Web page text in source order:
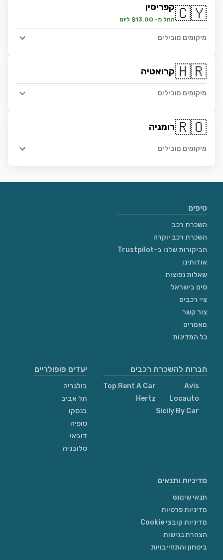
🇨🇾קפריסין
החל מ- $13.00 ליום
מיקומים מובילים
🇭🇷קרואטיה
מיקומים מובילים
🇷🇴רומניה
מיקומים מובילים
טיפים
השכרת רכב
השכרת רכב יוקרה
הביקורות שלנו ב-Trustpilot
אודותינו
שאלות נפוצות
סים בישראל
ציי רכבים
צור קשר
מאמרים
כל המדינות
חברות להשכרת רכבים
Avis
Locauto
Sicily By Car
Top Rent A Car
Hertz
יעדים פופולריים
בולגריה
תל אביב
בנסקו
סופיה
דובאי
סלובניה
מדיניות ותנאים
תנאי שימוש
מדיניות פרטיות
מדיניות קובצי Cookie
הצהרת נגישות
ביטחון והתחייבויות